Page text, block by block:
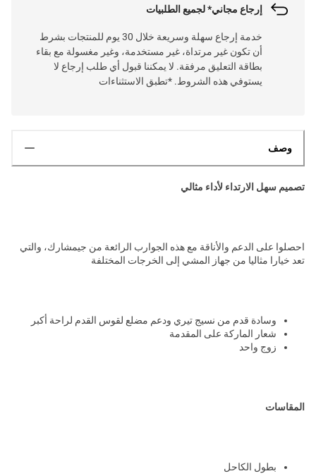
إرجاع مجاني* لجميع الطلبيات
خدمة إرجاع سهلة وسريعة خلال 30 يوم للمنتجات بشرط
أن تكون غير مرتداة، غير مستخدمة، وغير مغسولة مع بقاء
بطاقة التعليق مرفقة. لا يمكننا قبول أي طلب إرجاع لا
يستوفي هذه الشروط. *تطبق الاستثناءات
وصف
تصميم سهل الارتداء لأداء مثالي
احصلوا على الدعم والأناقة مع هذه الجوارب الرائعة من جيمشارك، والتي
تعد خيارا مثاليا من جهاز المشي إلى الخرجات المختلفة
وسادة قدم من نسيج تيري ودعم مضلع لقوس القدم لراحة أكبر
شعار الماركة على المقدمة
زوج واحد
المقاسات
بطول الكاحل